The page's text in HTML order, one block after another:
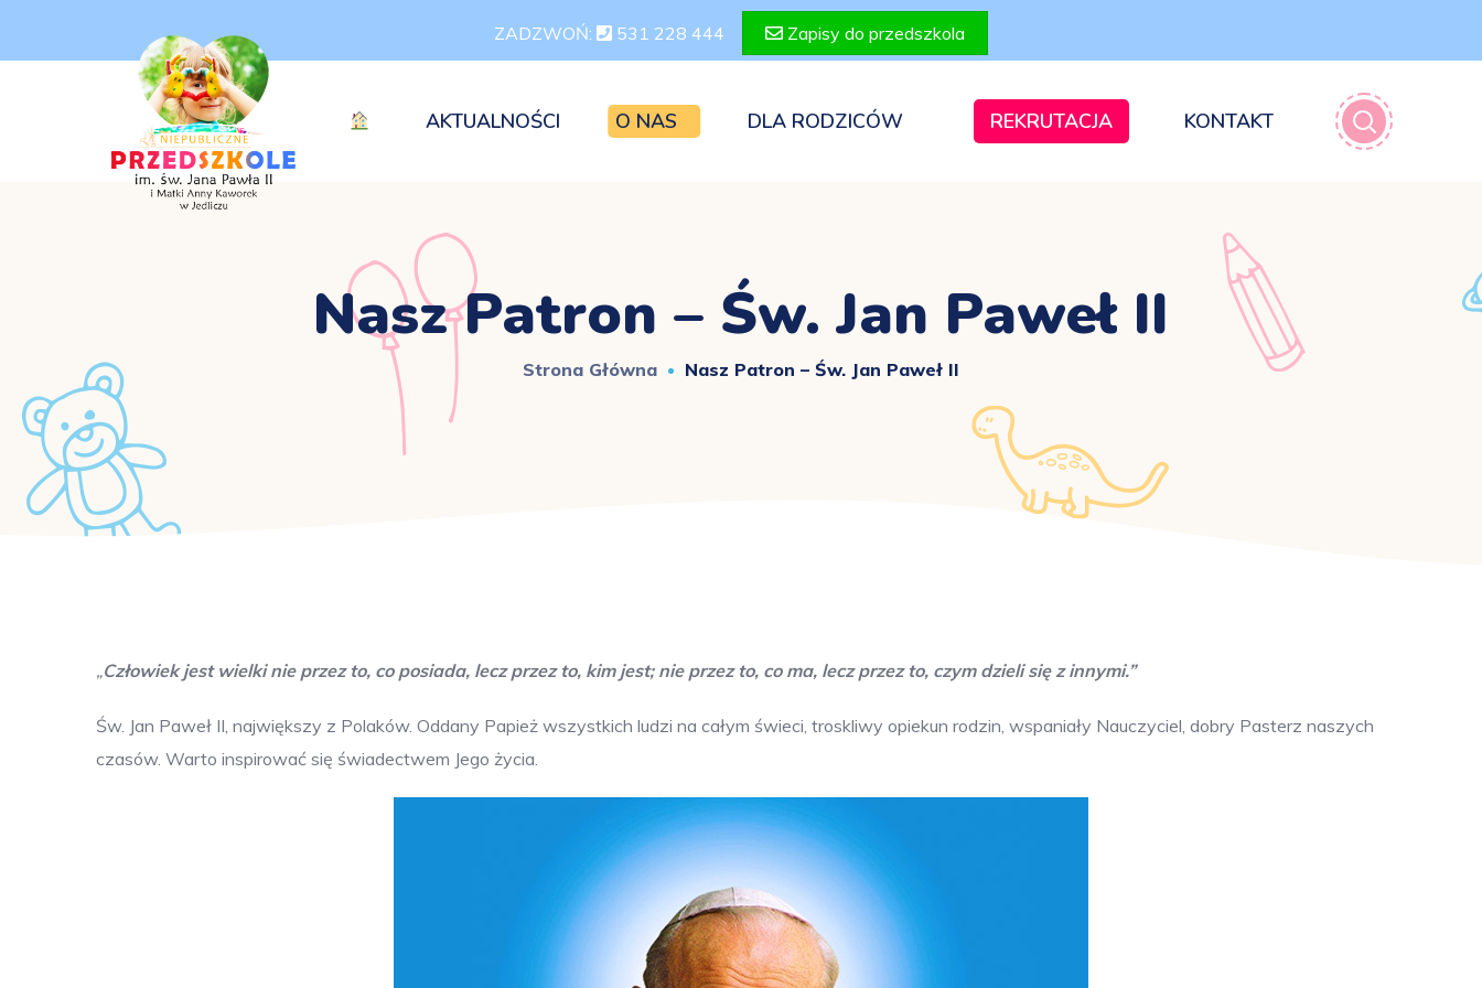
ZADZWOŃ: 531 228 444 Zapisy do przedszkola
AKTUALNOŚCI O NAS DLA RODZICÓW REKRUTACJA KONTAKT
Nasz Patron – Św. Jan Paweł II
Strona Główna Nasz Patron – Św. Jan Paweł II
„Człowiek jest wielki nie przez to, co posiada, lecz przez to, kim jest; nie przez to, co ma, lecz przez to, czym dzieli się z innymi.”
Św. Jan Paweł II, największy z Polaków. Oddany Papież wszystkich ludzi na całym świeci, troskliwy opiekun rodzin, wspaniały Nauczyciel, dobry Pasterz naszych
czasów. Warto inspirować się świadectwem Jego życia.